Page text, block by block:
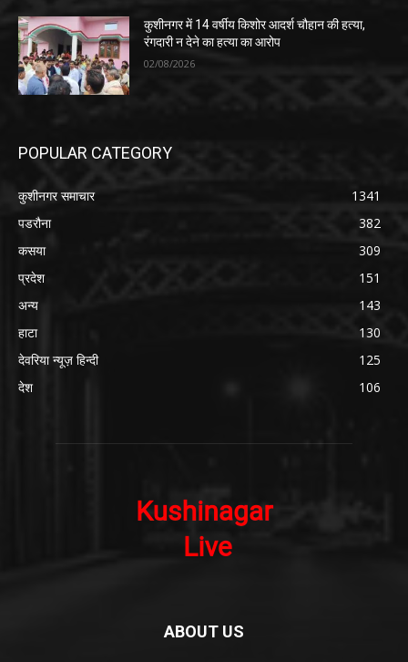
कुशीनगर में 14 वर्षीय किशोर आदर्श चौहान की हत्या,
रंगदारी न देने का हत्या का आरोप
02/08/2026
POPULAR CATEGORY
कुशीनगर समाचार
1341
पडरौना
382
कसया
309
प्रदेश
151
अन्य
143
हाटा
130
देवरिया न्यूज़ हिन्दी
125
देश
106
ABOUT US